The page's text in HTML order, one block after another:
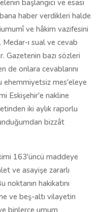
başlangıcı ve esası
haber verdikleri halde
ve hâkim vazifesini
ı sual ve cevab
Gazetenin bazı sözleri
de onlara cevablarını
ehemmiyetsiz mes'eleye
Eskişehir'e nakline
iki aylık raporlu
bizzât
163'üncü maddeye
ve asayişe zararlı
hakikatını
ve beş-altı vilayetin
binlerce umum